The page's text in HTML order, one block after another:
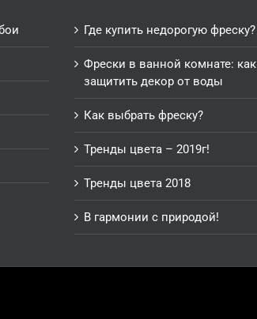
Где купить недорогую фреску?
Фрески в ванной комнате: как
защитить декор от воды
Как выбрать фреску?
Тренды цвета – 2019г!
Тренды цвета 2018
В гармонии с природой!